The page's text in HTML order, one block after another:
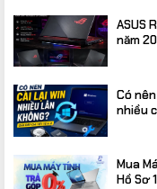
ASUS
năm
Có
nhiều
Mua
Hồ Sơ